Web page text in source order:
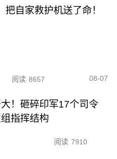
自家救护机送了命！
阅读 8657 08-07
！砸碎印军17个司令
指挥结构
阅读 7910